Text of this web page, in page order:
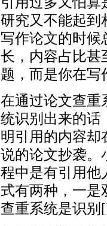
研究又不能起到
写作论文的时候
长，内容占比甚
题，而是你在写
在通过论文查重
统识别出来的话
明引用的内容却
说的论文抄袭。
程中是有引用他
式有两种，一是
查重系统是识别